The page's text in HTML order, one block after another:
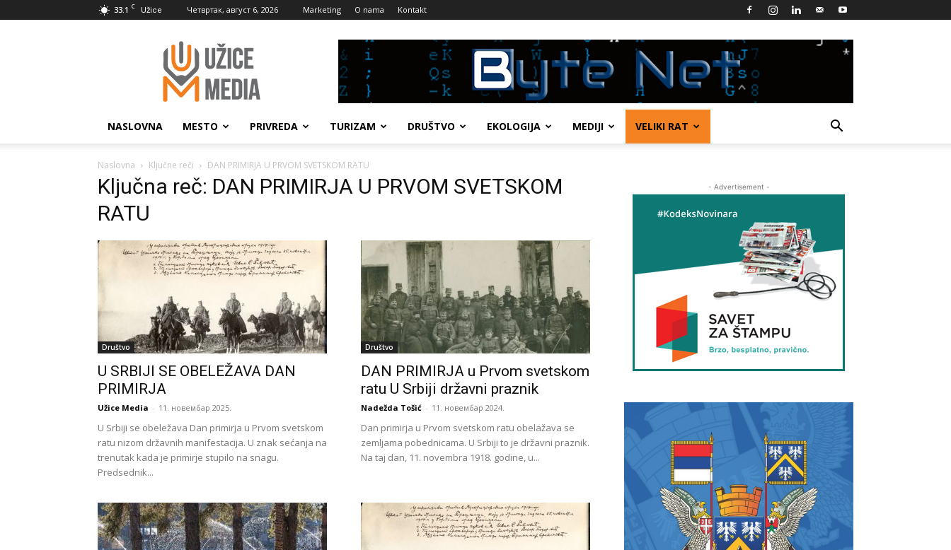
33.1 C Užice Четвртак, август 6, 2026 Marketing O nama Kontakt
UžiceMedia
NASLOVNA MESTO PRIVREDA TURIZAM DRUŠTVO EKOLOGIJA MEDIJI VELIKI RAT
Naslovna Ključne reči DAN PRIMIRJA U PRVOM SVETSKOM RATU
Ključna reč: DAN PRIMIRJA U PRVOM SVETSKOM
RATU
Društvo
U SRBIJI SE OBELEŽAVA DAN
PRIMIRJA
Užice Media - 11. новембар 2025.
U Srbiji se obeležava Dan primirja u Prvom svetskom
ratu nizom državnih manifestacija. U znak sećanja na
trenutak kada je primirje stupilo na snagu.
Predsednik...
Društvo
DAN PRIMIRJA u Prvom svetskom
ratu U Srbiji državni praznik
Nadežda Tošić - 11. новембар 2024.
Dan primirja u Prvom svetskom ratu obelažava se
zemljama pobednicama. U Srbiji to je državni praznik.
Na taj dan, 11. novembra 1918. godine, u...
- Advertisement -